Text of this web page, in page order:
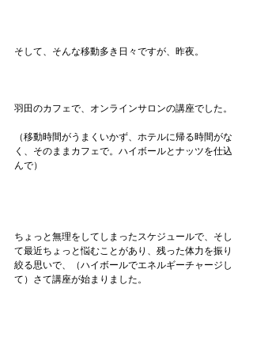
そして、そんな移動多き日々ですが、昨夜。
羽田のカフェで、オンラインサロンの講座でした。
（移動時間がうまくいかず、ホテルに帰る時間がな
く、そのままカフェで。ハイボールとナッツを仕込
んで）
ちょっと無理をしてしまったスケジュールで、そし
て最近ちょっと悩むことがあり、残った体力を振り
絞る思いで、（ハイボールでエネルギーチャージし
て）さて講座が始まりました。